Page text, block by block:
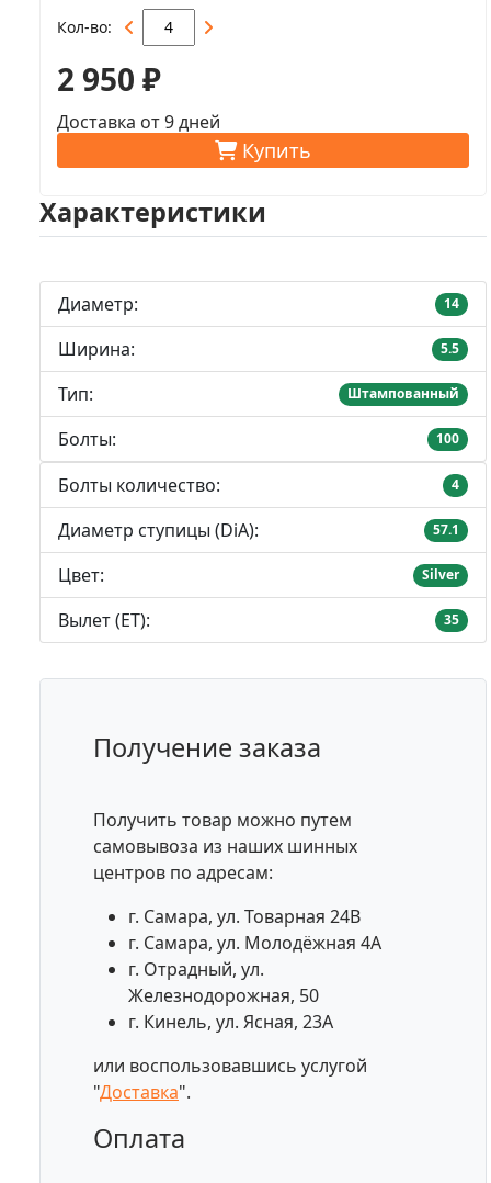
Кол-во
2 950 ₽
Доставка от 9 дней
Купить
Характеристики
Диаметр: 14
Ширина: 5.5
Тип: Штампованный
Болты: 100
Болты количество: 4
Диаметр ступицы (DiA): 57.1
Цвет: Silver
Вылет (ET): 35
Получение заказа
Получить товар можно путем
самовывоза из наших шинных
центров по адресам:
г. Самара, ул. Товарная 24В
г. Самара, ул. Молодёжная 4А
г. Отрадный, ул.
Железнодорожная, 50
г. Кинель, ул. Ясная, 23А
или воспользовавшись услугой
"Доставка".
Оплата